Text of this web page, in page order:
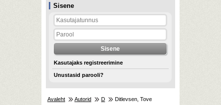
Sisene
Kasutajaks registreerimine
Unustasid parooli?
Avaleht Autorid D Ditlevsen, Tove